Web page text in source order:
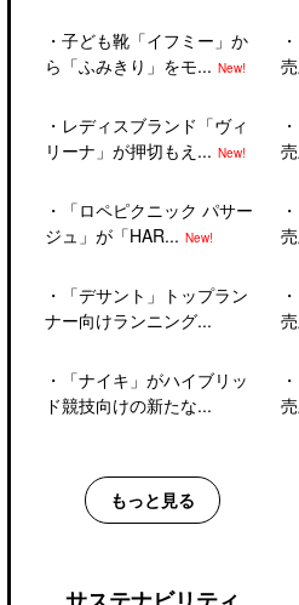
・ 子ども靴「イフミー」か
ら「ふみきり」をモ... New!
・ レディスブランド「ヴィ
リーナ」が押切もえ... New!
・
「ロペピクニック パサー
ジュ」が「HAR... New!
・
「デサント」トップラン
ナー向けランニング...
・
「ナイキ」がハイブリッ
ド競技向けの新たな...
もっと見る
・
・
・
・
・